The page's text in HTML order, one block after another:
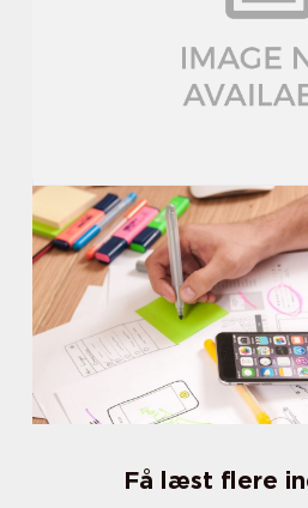
Få læst flere